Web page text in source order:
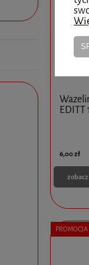
EDITT
6,00 zł
PROMOCJA